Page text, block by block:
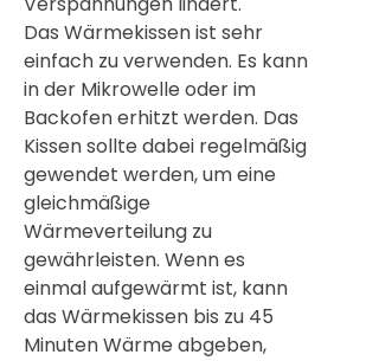
Das Wärmekissen ist sehr
einfach zu verwenden. Es kann
in der Mikrowelle oder im
Backofen erhitzt werden. Das
Kissen sollte dabei regelmäßig
gewendet werden, um eine
gleichmäßige
Wärmeverteilung zu
gewährleisten. Wenn es
einmal aufgewärmt ist, kann
das Wärmekissen bis zu 45
Minuten Wärme abgeben,